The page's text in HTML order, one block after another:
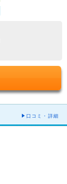
口コミ・詳細